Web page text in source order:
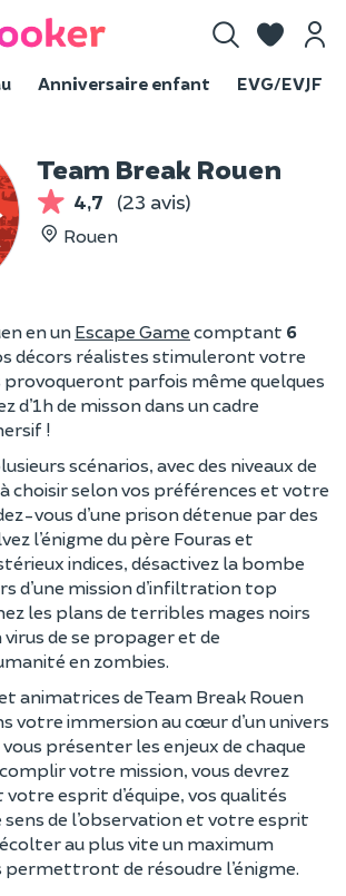
Anniversaire enfant EVG/EVJF
Team Break Rouen
4,7 (23 avis)
Rouen
en un Escape Game comptant 6
décors réalistes stimuleront votre
provoqueront parfois même quelques
d’1h de misson dans un cadre
!
scénarios, avec des niveaux de
choisir selon vos préférences et votre
vous d’une prison détenue par des
l’énigme du père Fouras et
indices, désactivez la bombe
d’une mission d’infiltration top
les plans de terribles mages noirs
de se propager et de
en zombies.
animatrices de Team Break Rouen
votre immersion au cœur d’un univers
présenter les enjeux de chaque
votre mission, vous devrez
esprit d’équipe, vos qualités
sens de l’observation et votre esprit
au plus vite un maximum
permettront de résoudre l’énigme.